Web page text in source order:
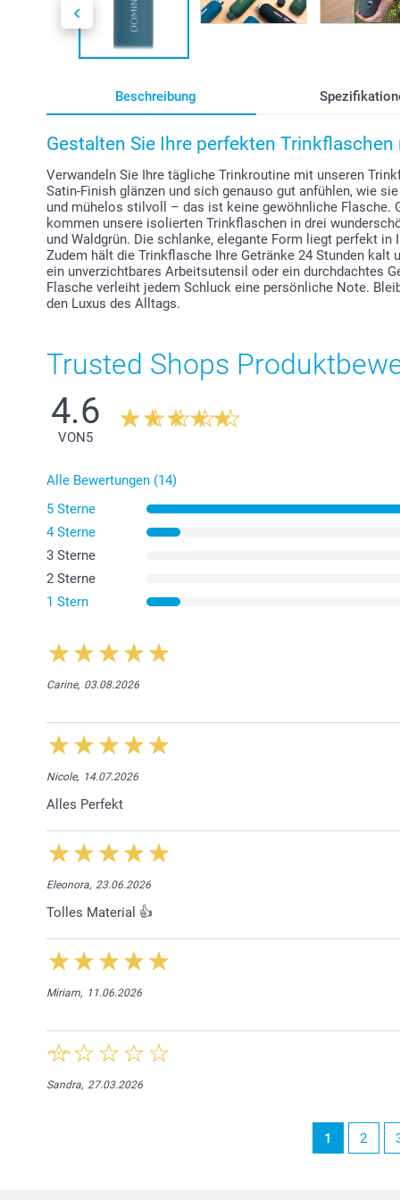
Beschreibung
Gestalten Sie Ihre perfekten
Verwandeln Sie Ihre tägliche Trinkroutine mit unseren
Satin-Finish glänzen und sich genauso gut anfühlen, wie
und mühelos stilvoll – das ist keine gewöhnliche Flasche.
kommen unsere isolierten Trinkflaschen in drei
und Waldgrün. Die schlanke, elegante Form liegt perfekt in
Zudem hält die Trinkflasche Ihre Getränke 24 Stunden kalt
ein unverzichtbares Arbeitsutensil oder ein durchdachtes
Flasche verleiht jedem Schluck eine persönliche Note.
den Luxus des Alltags.
Trusted Shops
4.6
VON5
Alle Bewertungen (14)
5 Sterne
4 Sterne
3 Sterne
2 Sterne
1 Stern
Carine, 03.08.2026
Nicole, 14.07.2026
Alles Perfekt
Eleonora, 23.06.2026
Tolles Material 👍
Miriam, 11.06.2026
Sandra, 27.03.2026
1 2